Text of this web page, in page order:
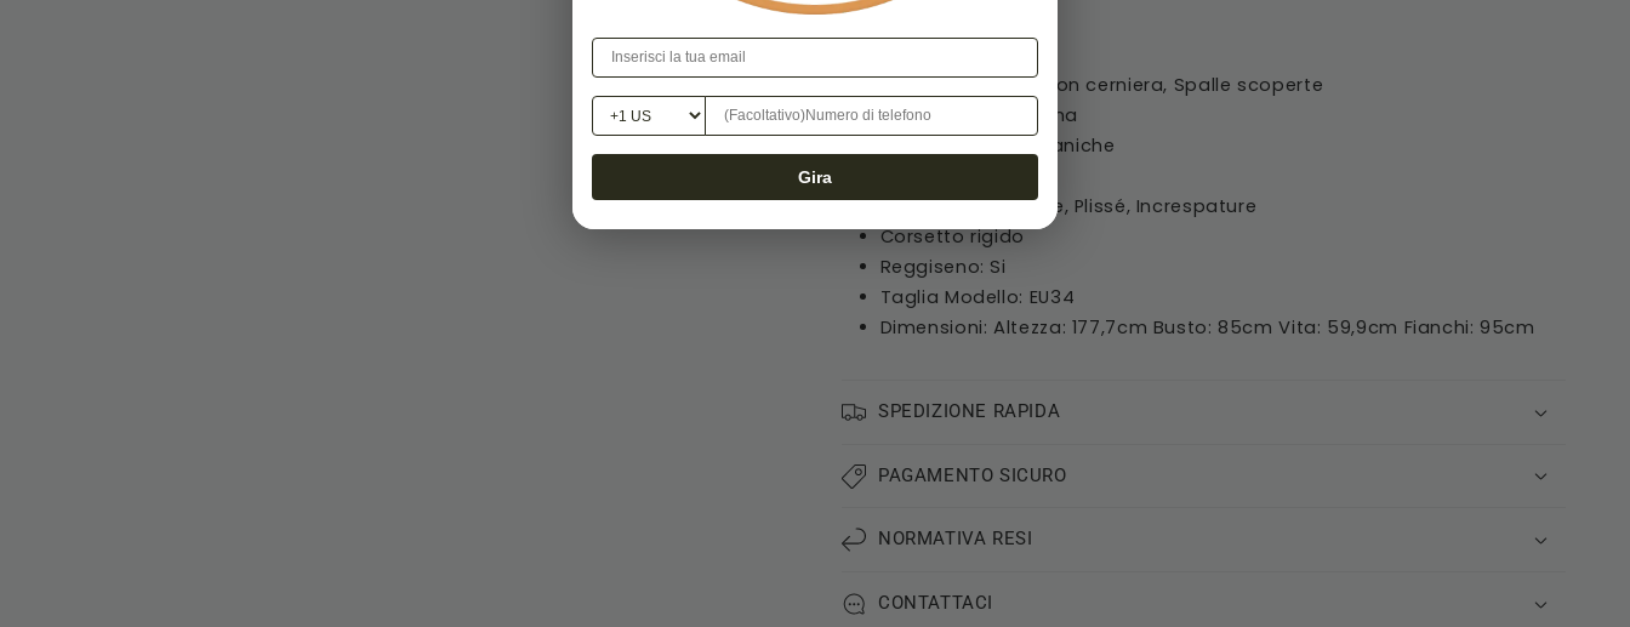
Gira
Parte Posteriore: Con cerniera, Spalle scoperte
Scollo: All'americana
Maniche: Senza maniche
Decorazioni: Pieghe, Plissé, Increspature
Corsetto rigido
Reggiseno: Si
Taglia Modello: EU34
Dimensioni: Altezza: 177,7cm Busto: 85cm Vita: 59,9cm Fianchi: 95cm
SPEDIZIONE RAPIDA
PAGAMENTO SICURO
NORMATIVA RESI
CONTATTACI